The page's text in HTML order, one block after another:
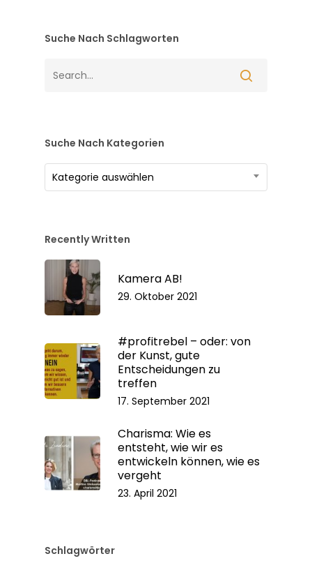
Suche Nach Schlagworten
Suche Nach Kategorien
Suche
nach
Kategorie auswählen
Recently Written
Kamera AB!
29. Oktober 2021
#profitrebel – oder: von
der Kunst, gute
Entscheidungen zu
treffen
17. September 2021
Charisma: Wie es
entsteht, wie wir es
entwickeln können, wie es
vergeht
23. April 2021
Schlagwörter